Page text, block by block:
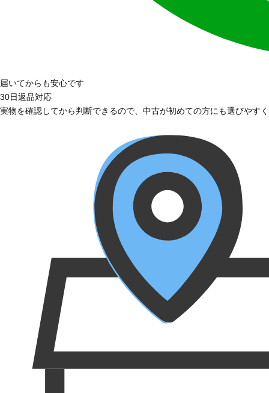
届いてからも安心です
30日返品対応
実物を確認してから判断できるので、中古が初めての方にも選びやす